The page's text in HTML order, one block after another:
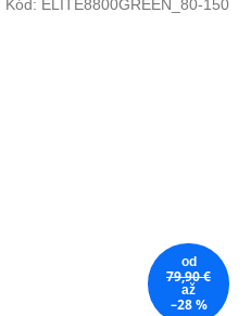
od
79,90 €
až
–28 %
Kód: ELITE8800GREEN_80-150